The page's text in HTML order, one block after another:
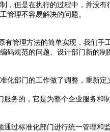
，但是在执行的过程中，并没
管理不容易解决的问题。
管理方法的简单实现，我们手
码规范的问题、设计部门新的
部门的工作做了调整，重新定
务的，它是为整个企业服务和
过标准化部门进行统一管理和